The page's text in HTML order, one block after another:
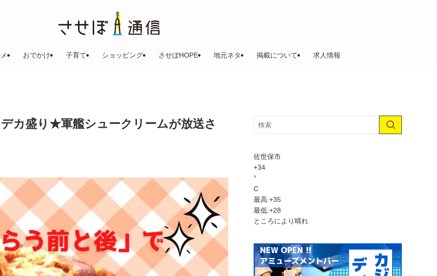
おでかけ 子育て ショッピング させぼHOPE 地元ネタ 掲載について 求人情報
カ盛り★軍艦シュークリームが放送さ
佐世保市
+34
°
C
最高:+35
最低:+28
ところにより晴れ